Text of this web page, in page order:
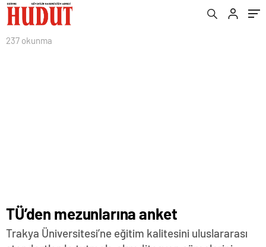
237 okunma
TÜ’den mezunlarına anket
Trakya Üniversitesi’ne eğitim kalitesini uluslararası